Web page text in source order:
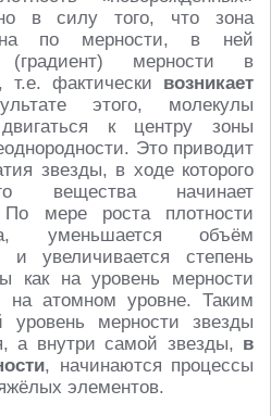
в силу того, что зона
по мерности, в ней
(градиент) мерности в
т.е. фактически возникает
этого, молекулы
к центру зоны
Это приводит
звезды, в ходе которого
вещества начинает
По мере роста плотности
уменьшается объём
увеличивается степень
как на уровень мерности
атомном уровне. Таким
уровень мерности звезды
а внутри самой звезды, в
, начинаются процессы
элементов.